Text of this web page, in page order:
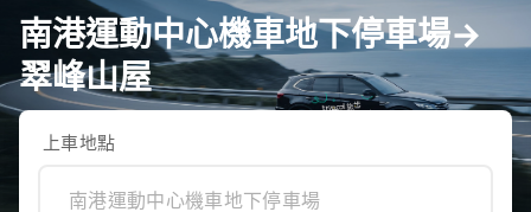
南港運動中心機車地下停車場→
翠峰山屋
上車地點